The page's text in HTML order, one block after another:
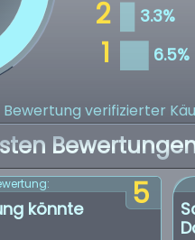
verifizierter
5
könnte